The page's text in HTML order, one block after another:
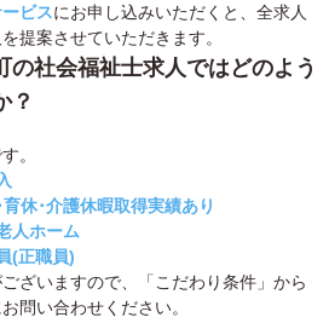
ビスにお申し込みいただくと、全求人
提案させていただきます。
の社会福祉士求人ではどのよう
？
。
休･介護休暇取得実績あり
人ホーム
(正職員)
ざいますので、「こだわり条件」から
問い合わせください。